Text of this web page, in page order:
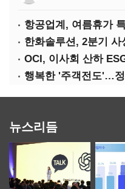
항공업계, 여름휴가
한화솔루션, 2분기
OCI, 이사회 산하
행복한 '주객전도'…
뉴스리듬